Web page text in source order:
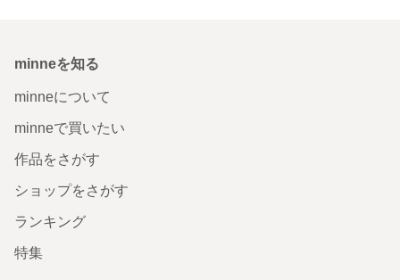
minneを知る
minneについて
minneで買いたい
作品をさがす
ショップをさがす
ランキング
特集